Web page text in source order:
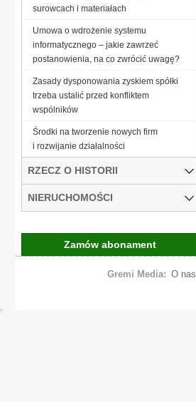
surowcach i materiałach
Umowa o wdrożenie systemu
informatycznego – jakie zawrzeć
postanowienia, na co zwrócić uwagę?
Zasady dysponowania zyskiem spółki
trzeba ustalić przed konfliktem
wspólników
Środki na tworzenie nowych firm
i rozwijanie działalności
RZECZ O HISTORII
NIERUCHOMOŚCI
Zamów abonament
Gremi Media: O nas